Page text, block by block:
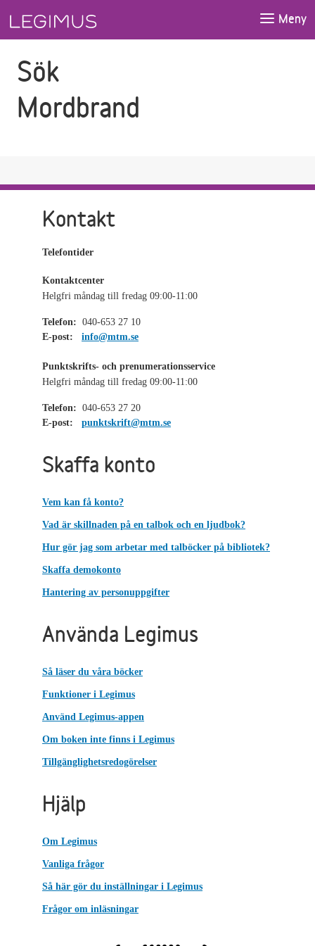
Meny
Sök
Mordbrand
Kontakt
Telefontider
Kontaktcenter
Helgfri måndag till fredag 09:00-11:00
Telefon: 040-653 27 10
E-post:
info@mtm.se
Punktskrifts- och prenumerationsservice
Helgfri måndag till fredag 09:00-11:00
Telefon: 040-653 27 20
E-post:
punktskrift@mtm.se
Skaffa konto
Vem kan få konto?
Vad är skillnaden på en talbok och en ljudbok?
Hur gör jag som arbetar med talböcker på bibliotek?
Skaffa demokonto
Hantering av personuppgifter
Använda Legimus
Så läser du våra böcker
Funktioner i Legimus
Använd Legimus-appen
Om boken inte finns i Legimus
Tillgänglighetsredogörelser
Hjälp
Om Legimus
Vanliga frågor
Så här gör du inställningar i Legimus
Frågor om inläsningar